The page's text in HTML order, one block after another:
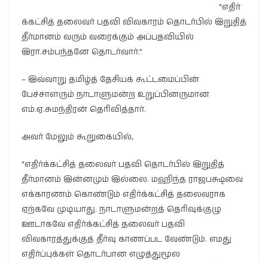
“எதிர்
க்கட்சித் தலைவர் பதவி விவகாரம் தொடர்பில் இறுதித்
தீர்மானம் வரும் வரைக்கும் அப்பதவியில்
இரா.சம்பந்தனே தொடர்வார்.”
– இவ்வாறு தமிழ்த் தேசியக் கூட்டமைப்பின்
பேச்சாளரும் நாடாளுமன்ற உறுப்பினருமான
எம்.ஏ.சுமந்திரன் தெரிவித்தார்.
அவர் மேலும் கூறுகையில்,
“எதிர்க்கட்சித் தலைவர் பதவி தொடர்பில் இறுதித்
தீர்மானம் இன்னமும் இல்லை. மஹிந்த ராஜபக்ஷவை
எக்காரணம் கொண்டும் எதிர்க்கட்சித் தலைவராக
ஏற்கவே முடியாது. நாடாளுமன்றத் தெரிவுக்குழு
ஊடாகவே எதிர்க்கட்சித் தலைவர் பதவி
விவகாரத்துக்குத் தீர்வு காணப்பட வேண்டும். எமது
எதிர்ப்புக்கள் தொடர்பான எழுத்துமூல